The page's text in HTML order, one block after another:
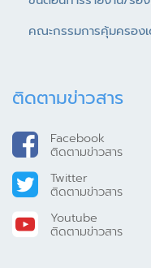
คณะกรรมการคุ้มครอง
ติดตามข่าวสาร
Facebook
ติดตามข่าวสาร
Twitter
ติดตามข่าวสาร
Youtube
ติดตามข่าวสาร